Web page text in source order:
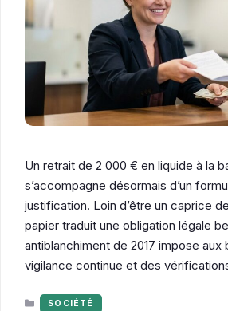
Un retrait de 2 000 € en liquide à la
s’accompagne désormais d’un
justification. Loin d’être un caprice
papier traduit une obligation légale
antiblanchiment de 2017 impose aux
vigilance continue et des
CATÉGORIES
SOCIÉTÉ